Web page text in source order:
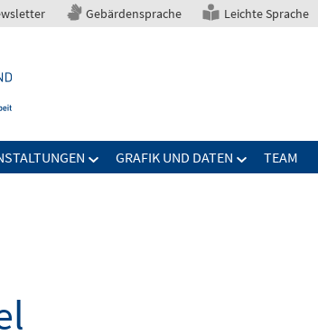
Gebärdensprache Leichte Sprache
GRAFIK UND DATEN TEAM